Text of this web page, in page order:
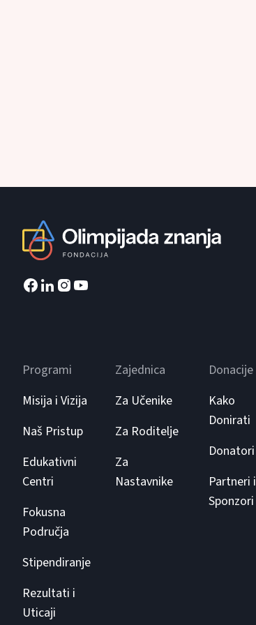
Programi
Misija i Vizija
Naš Pristup
Edukativni
Centri
Fokusna
Područja
Stipendiranje
Rezultati i
Uticaji
Zajednica
Za Učenike
Za Roditelje
Za
Nastavnike
Donacije
Kako
Donirati
Donatori
Partneri i
Sponzori